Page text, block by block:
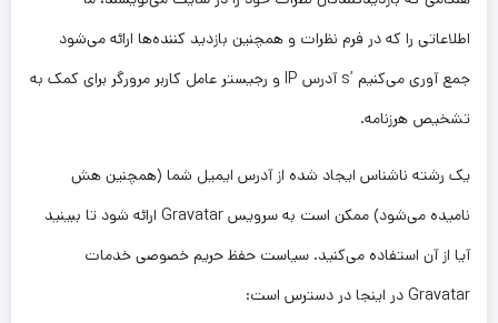
اطلاعاتی را که در فرم نظرات و همچنین بازدید کننده‌ها ارائه می‌شود
جمع آوری می‌کنیم ’s آدرس IP و رجیستر عامل کاربر مرورگر برای کمک به
تشخیص هرزنامه.
یک رشته ناشناس ایجاد شده از آدرس ایمیل شما (همچنین هش
نامیده می‌شود) ممکن است به سرویس Gravatar ارائه شود تا ببینید
آیا از آن استفاده می‌کنید. سیاست حفظ حریم خصوصی خدمات
Gravatar در اینجا در دسترس است: